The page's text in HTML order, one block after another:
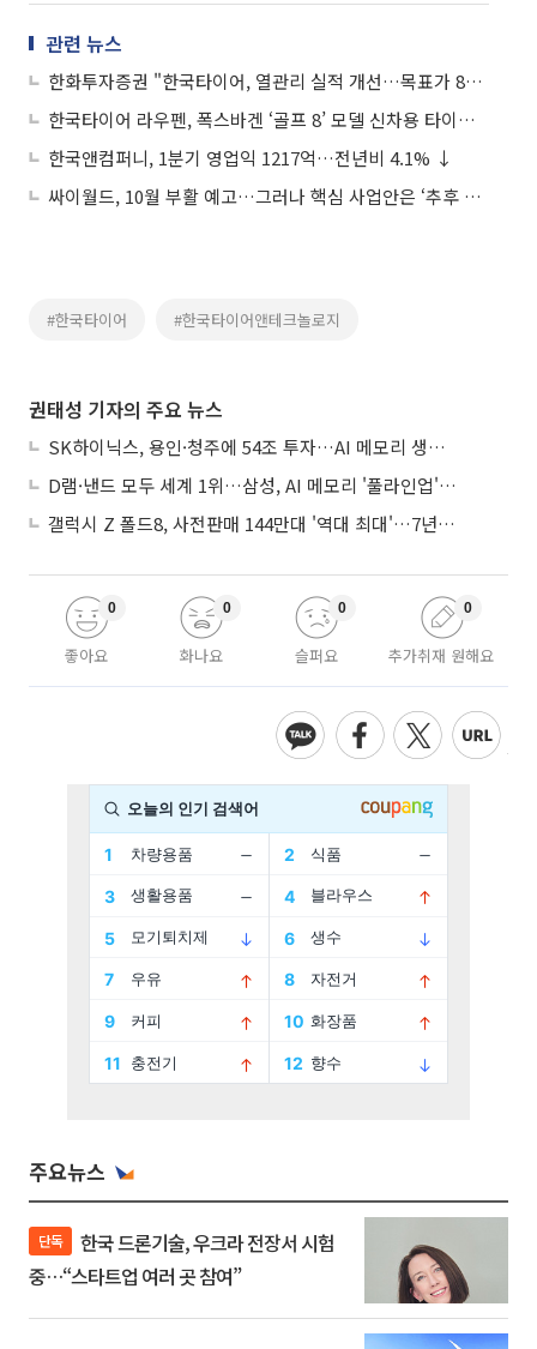
관련 뉴스
한화투자증권 "한국타이어, 열관리 실적 개선…목표가 8만4000원으로 상향"
한국타이어 라우펜, 폭스바겐 ‘골프 8’ 모델 신차용 타이어 공급
한국앤컴퍼니, 1분기 영업익 1217억…전년비 4.1% ↓
싸이월드, 10월 부활 예고…그러나 핵심 사업안은 ‘추후 공개’
#한국타이어 #한국타이어앤테크놀로지
권태성 기자의 주요 뉴스
SK하이닉스, 용인·청주에 54조 투자…AI 메모리 생산기지 키운다
D램·낸드 모두 세계 1위…삼성, AI 메모리 '풀라인업'으로 승부
갤럭시 Z 폴드8, 사전판매 144만대 '역대 최대'…7년만에 갤노트10 기록 넘어
좋아요
0
화나요
0
슬퍼요
0
추가취재 원해요
0
주요뉴스
단독
중…“스타트업 여러 곳 참여”